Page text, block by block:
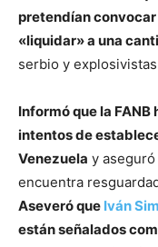
pretendían
«liquidar» a una
serbio y
Informó que la
intentos de
Venezuela y
encuentra
Aseveró que Iván
están señalados